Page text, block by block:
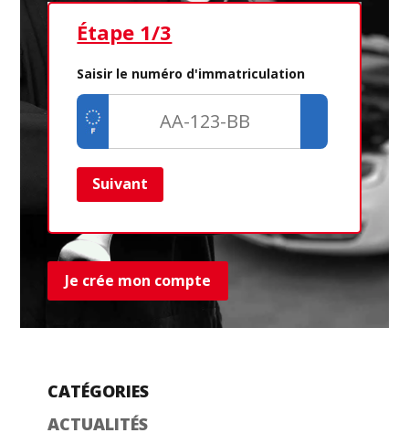
Étape 1/3
Saisir le numéro d'immatriculation
Suivant
Je crée mon compte
CATÉGORIES
ACTUALITÉS